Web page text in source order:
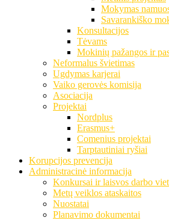
Mokymas
Savarankiško
Konsultacijos
Tėvams
Mokinių pažangos ir
Neformalus švietimas
Ugdymas karjerai
Vaiko gerovės komisija
Asociacija
Projektai
Nordplus
Erasmus+
Comenius projektai
Tarptautiniai ryšiai
Korupcijos prevencija
Administracinė informacija
Konkursai ir laisvos darbo
Metų veiklos ataskaitos
Nuostatai
Planavimo dokumentai